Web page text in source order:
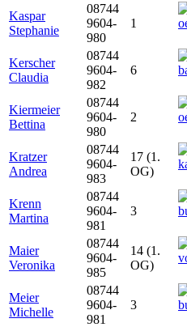
Kaspar
Stephanie
08744
9604-
980
1
Kerscher
Claudia
08744
9604-
982
6
Kiermeier
Bettina
08744
9604-
980
2
Kratzer
Andrea
08744
9604-
983
17 (1.
OG)
Krenn
Martina
08744
9604-
981
3
Maier
Veronika
08744
9604-
985
14 (1.
OG)
Meier
Michelle
08744
9604-
981
3